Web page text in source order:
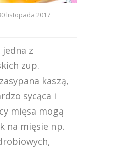
listopada 2017
z
zup.
kaszą,
sycąca i
mięsa mogą
na mięsie np.